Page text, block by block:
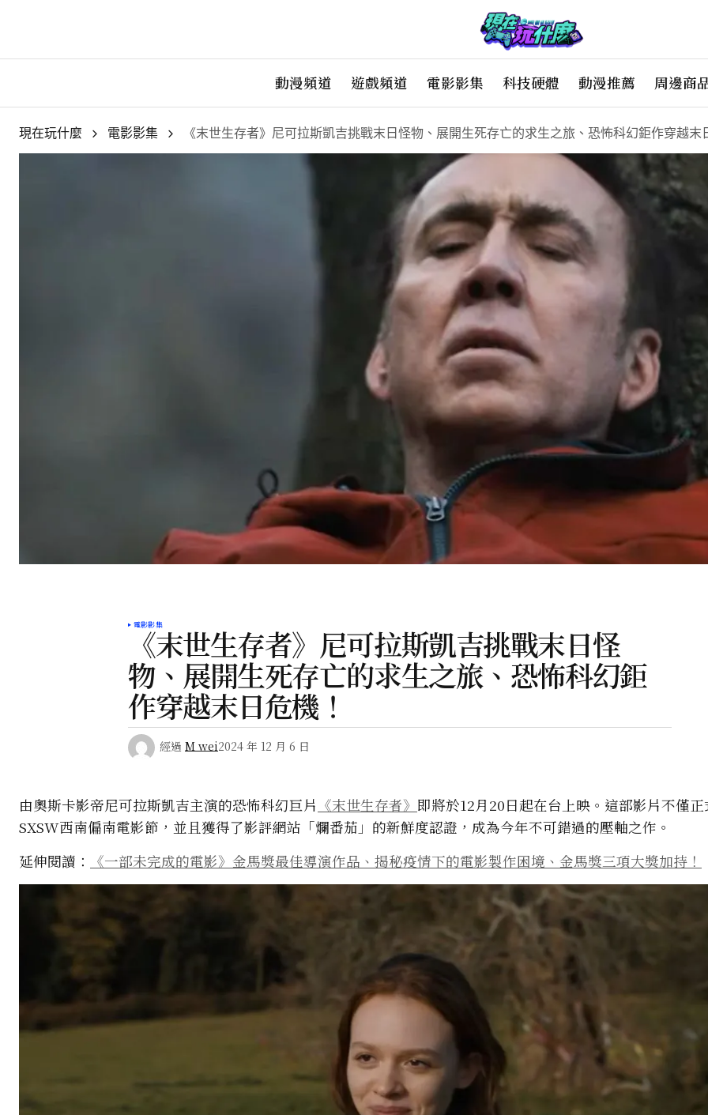
動漫頻道 遊戲頻道 電影影集 科技硬體 動漫推薦 周邊商
現在玩什麼 電影影集 《末世生存者》尼可拉斯凱吉挑戰末日怪物、展開生死存亡的求生之旅、恐怖科幻鉅作穿越末
電影影集
《末世生存者》尼可拉斯凱吉挑戰末日怪
物、展開生死存亡的求生之旅、恐怖科幻鉅
作穿越末日危機！
經過 M wei2024 年 12 月 6 日
由奧斯卡影帝尼可拉斯凱吉主演的恐怖科幻巨片 《末世生存者》 即將於12月20日起在台上映。這部影片不僅
SXSW西南偏南電影節，並且獲得了影評網站「爛番茄」的新鮮度認證，成為今年不可錯過的壓軸之作。
延伸閱讀：
《一部未完成的電影》金馬獎最佳導演作品、揭秘疫情下的電影製作困境、金馬獎三項大獎加持！